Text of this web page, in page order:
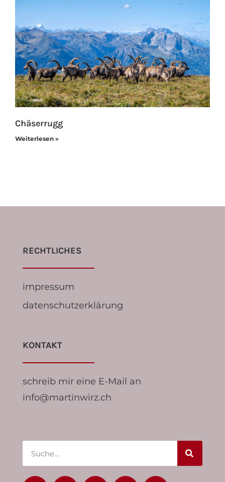
Chäserrugg
Weiterlesen »
RECHTLICHES
impressum
datenschutzerklärung
KONTAKT
schreib mir eine E-Mail an
info@martinwirz.ch